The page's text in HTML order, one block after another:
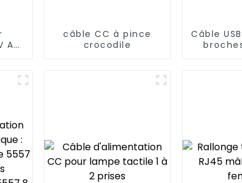
AA
câble CC à pince
crocodile
Câble